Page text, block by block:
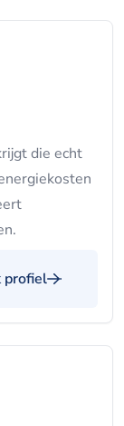
die echt
profiel